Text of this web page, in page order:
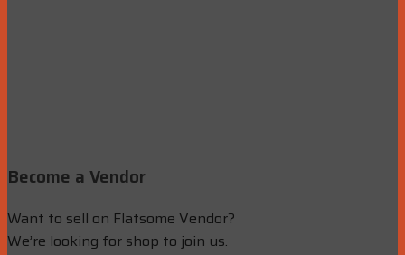
Become a Vendor
Want to sell on Flatsome Vendor?
We’re looking for shop to join us.